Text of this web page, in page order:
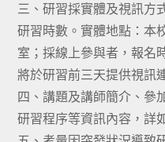
三、研習採實體及視訊方
研習時數。實體地點：本
室；採線上參與者，報名
將於研習前三天提供視訊
四、講題及講師簡介、參
研習程序等資訊內容，詳